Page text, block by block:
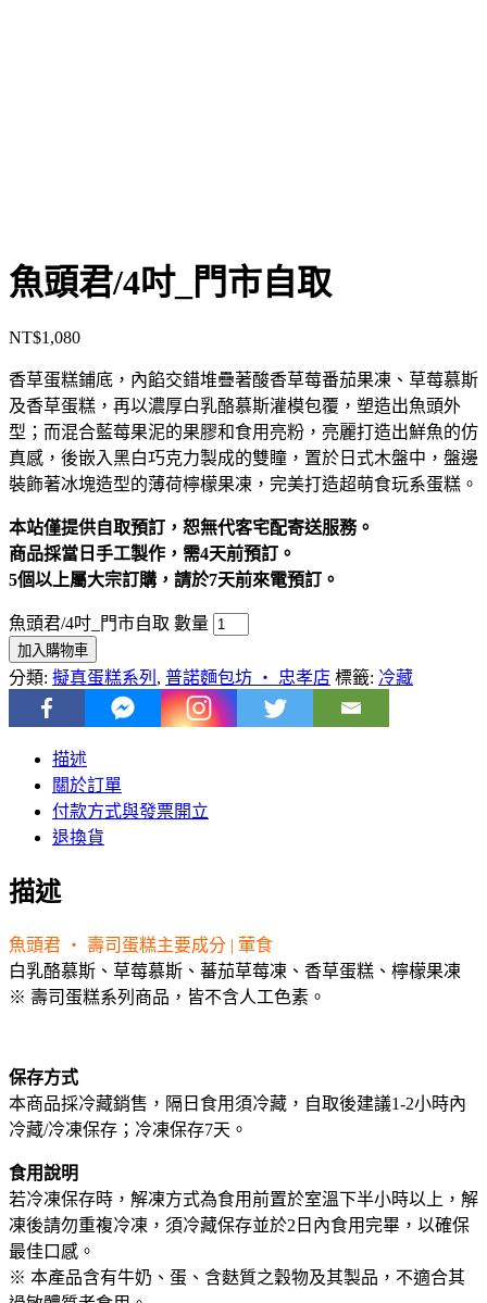
魚頭君/4吋_門市自取
NT$1,080
香草蛋糕鋪底，內餡交錯堆疊著酸香草莓番茄果凍、草莓慕斯
及香草蛋糕，再以濃厚白乳酪慕斯灌模包覆，塑造出魚頭外
型；而混合藍莓果泥的果膠和食用亮粉，亮麗打造出鮮魚的仿
真感，後嵌入黑白巧克力製成的雙瞳，置於日式木盤中，盤邊
裝飾著冰塊造型的薄荷檸檬果凍，完美打造超萌食玩系蛋糕。
本站僅提供自取預訂，恕無代客宅配寄送服務。
商品採當日手工製作，需4天前預訂。
5個以上屬大宗訂購，請於7天前來電預訂。
魚頭君/4吋_門市自取 數量
加入購物車
分類: 擬真蛋糕系列 , 普諾麵包坊 ‧ 忠孝店 標籤: 冷藏
描述
關於訂單
付款方式與發票開立
退換貨
描述
魚頭君 ‧ 壽司蛋糕主要成分 | 葷食
白乳酪慕斯、草莓慕斯、蕃茄草莓凍、香草蛋糕、檸檬果凍
※ 壽司蛋糕系列商品，皆不含人工色素。
保存方式
本商品採冷藏銷售，隔日食用須冷藏，自取後建議1-2小時內
冷藏/冷凍保存；冷凍保存7天。
食用說明
若冷凍保存時，解凍方式為食用前置於室溫下半小時以上，解
凍後請勿重複冷凍，須冷藏保存並於2日內食用完畢，以確保
最佳口感。
※ 本產品含有牛奶、蛋、含麩質之穀物及其製品，不適合其